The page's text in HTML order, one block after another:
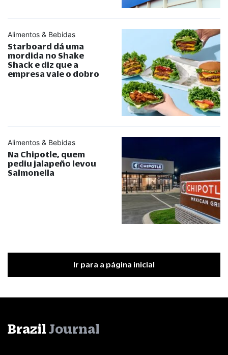
Alimentos & Bebidas
Starboard dá uma
mordida no Shake
Shack e diz que a
empresa vale o dobro
Alimentos & Bebidas
Na Chipotle, quem
pediu jalapeño levou
Salmonella
Ir para a página inicial
Brazil Journal